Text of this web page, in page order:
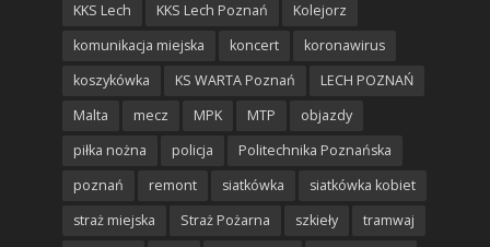
KKS Lech
KKS Lech Poznań
Kolejorz
komunikacja miejska
koncert
koronawirus
koszykówka
KS WARTA Poznań
LECH POZNAŃ
Malta
mecz MPK MTP
objazdy
piłka nożna
policja
Politechnika Poznańska
poznań
remont siatkówka
siatkówka kobiet
straż miejska
Straż Pożarna szkieły
tramwaj